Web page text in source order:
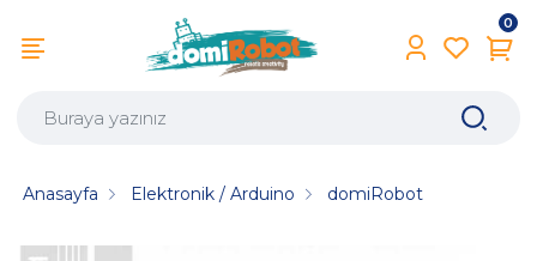
0
Anasayfa Elektronik / Arduino domiRobot